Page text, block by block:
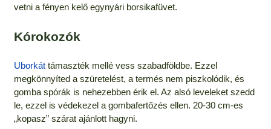
vetni a fényen kelő egynyári borsikafüvet.
Kórokozók
Uborkáttámaszték mellé vess szabadföldbe. Ezzel
megkönnyíted a szüretelést, a termés nem piszkolódik, és
gomba spórák is nehezebben érik el. Az alsó leveleket szedd
le, ezzel is védekezel a gombafertőzés ellen. 20-30 cm-es
„kopasz” szárat ajánlott hagyni.